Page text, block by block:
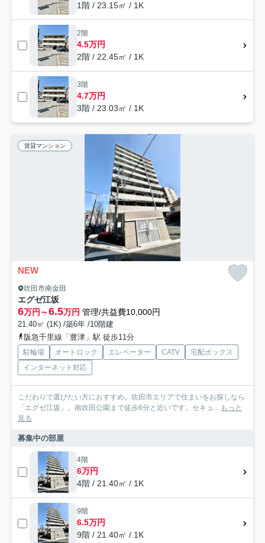
1階 / 23.15㎡ / 1K
2階
4.5万円
2階 / 22.45㎡ / 1K
3階
4.7万円
3階 / 23.03㎡ / 1K
賃貸マンション
NEW
吹田市南金田
エグゼ江坂
6万円～6.5万円 管理/共益費10,000円
21.40㎡ (1K) /築6年 /10階建
阪急千里線「豊津」駅 徒歩11分
駐輪場 オートロック エレベーター CATV
宅配ボックス
インターネット対応
こだわりで選びたい方におすすめ。吹田市エリアで住まいをお探しなら
「エグゼ江坂」。南吹田公園まで徒歩6分と近いです。セキュ... もっと
見る
募集中の部屋
4階
6万円
4階 / 21.40㎡ / 1K
9階
6.5万円
9階 / 21.40㎡ / 1K